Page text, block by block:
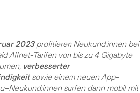
2023profitieren Neukund:innen bei
Allnet-Tarifen von bis zu 4 Gigabyte
verbesserter
sowie einem neuen App-
surfen dann mobil mit